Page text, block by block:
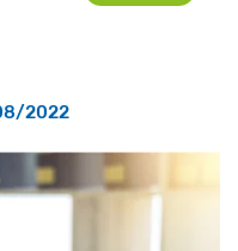
2022